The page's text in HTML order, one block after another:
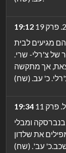
19:12
מגיעים לבית
של צ'רלי- שרי.
אך מתקשה
19:34
11
ומבלי
את שלדון